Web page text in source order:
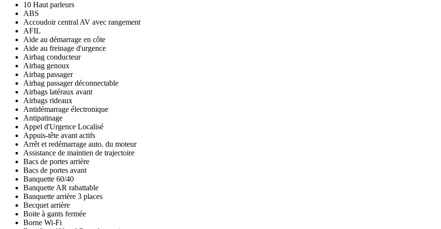
10 Haut parleurs
ABS
Accoudoir central AV avec rangement
AFIL
Aide au démarrage en côte
Aide au freinage d'urgence
Airbag conducteur
Airbag genoux
Airbag passager
Airbag passager déconnectable
Airbags latéraux avant
Airbags rideaux
Antidémarrage électronique
Antipatinage
Appel d'Urgence Localisé
Appuis-tête avant actifs
Arrêt et redémarrage auto. du moteur
Assistance de maintien de trajectoire
Bacs de portes arrière
Bacs de portes avant
Banquette 60/40
Banquette AR rabattable
Banquette arrière 3 places
Becquet arrière
Boite à gants fermée
Borne Wi-Fi